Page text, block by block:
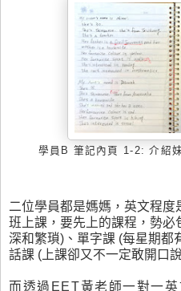
學員 B 筆記內頁 1-2: 介紹
二位學員都是媽媽，英文程
班上課，要先上的課程，勢
深和繁瑣)、單字課 (每星期都
話課 (上課卻又不一定敢開口
而透過EET黃老師一對一